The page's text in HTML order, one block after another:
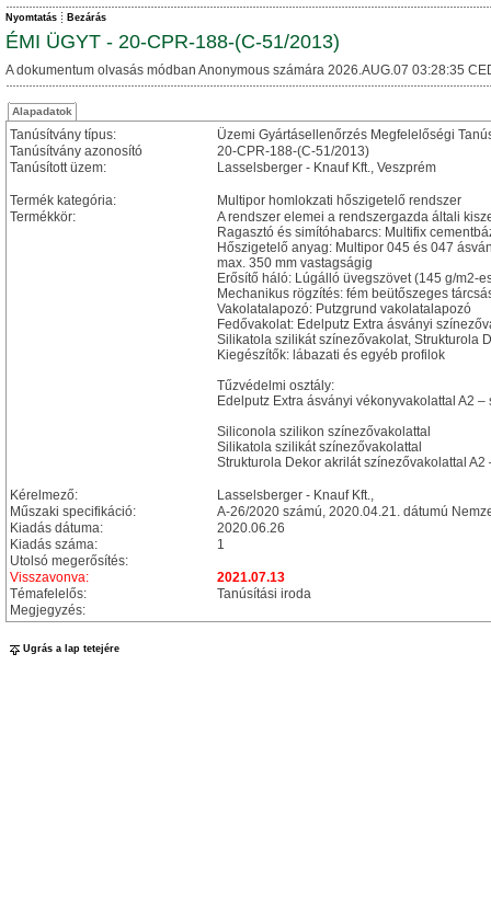
Nyomtatás Bezárás
ÉMI ÜGYT - 20-CPR-188-(C-51/2013)
A dokumentum olvasás módban Anonymous számára 2026.AUG.07 03:28:35
Alapadatok
Tanúsítvány típus:
Üzemi Gyártásellenőrzés Megfelelőségi
Tanúsítvány azonosító
20-CPR-188-(C-51/2013)
Tanúsított üzem:
Lasselsberger - Knauf Kft., Veszprém
Termék kategória:
Multipor homlokzati hőszigetelő rendszer
Termékkör:
A rendszer elemei a rendszergazda általi
Ragasztó és simítóhabarcs: Multifix
Hőszigetelő anyag: Multipor 045 és 047
max. 350 mm vastagságig
Erősítő háló: Lúgálló üvegszövet (145 g/m2-
Mechanikus rögzítés: fém beütőszeges
Vakolatalapozó: Putzgrund vakolatalapozó
Fedővakolat: Edelputz Extra ásványi
Silikatola szilikát színezővakolat, Strukturola
Kiegészítők: lábazati és egyéb profilok
Tűzvédelmi osztály:
Edelputz Extra ásványi vékonyvakolattal A2 –
Siliconola szilikon színezővakolattal
Silikatola szilikát színezővakolattal
Strukturola Dekor akrilát színezővakolattal A2
Kérelmező:
Lasselsberger - Knauf Kft.,
Műszaki specifikáció:
A-26/2020 számú, 2020.04.21. dátumú
Kiadás dátuma:
2020.06.26
Kiadás száma:
1
Utolsó megerősítés:
Visszavonva:
2021.07.13
Témafelelős:
Tanúsítási iroda
Megjegyzés:
Ugrás a lap tetejére